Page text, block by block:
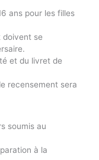
ans pour les filles
doivent se
et du livret de
recensement sera
soumis au
à la